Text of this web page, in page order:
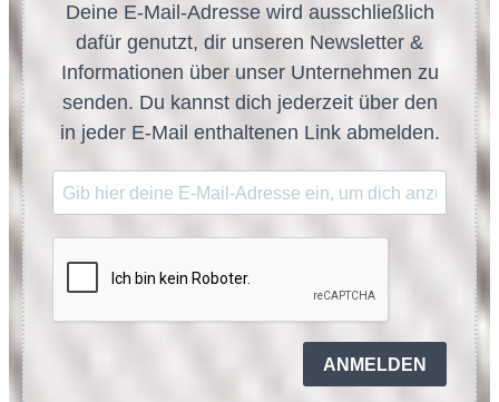
Deine E-Mail-Adresse wird ausschließlich
dafür genutzt, dir unseren Newsletter &
Informationen über unser Unternehmen zu
senden. Du kannst dich jederzeit über den
in jeder E-Mail enthaltenen Link abmelden.
ANMELDEN